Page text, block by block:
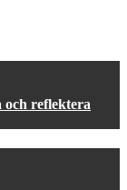
och reflektera